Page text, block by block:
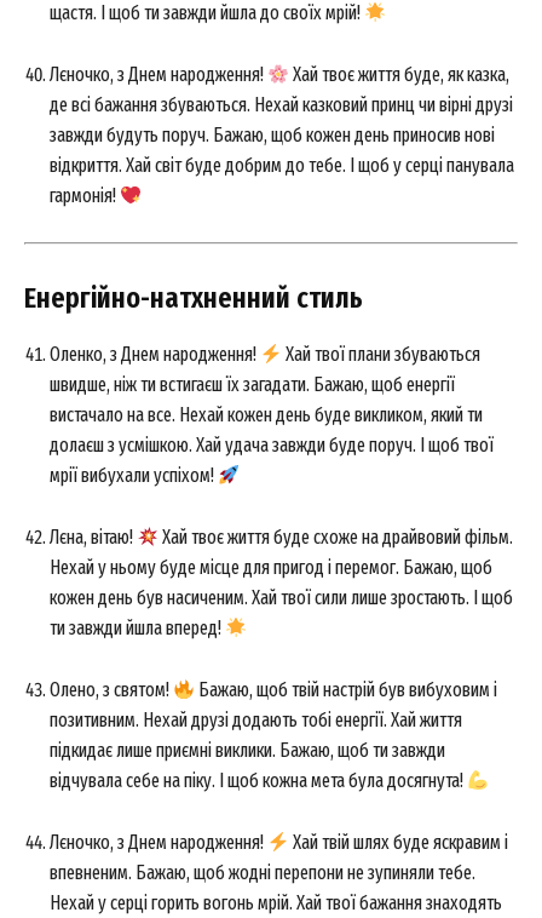
щастя. І щоб ти завжди йшла до своїх мрій!
Лєночко, з Днем народження!
Хай твоє життя буде, як казка,
де всі бажання збуваються. Нехай казковий принц чи вірні друзі
завжди будуть поруч. Бажаю, щоб кожен день приносив нові
відкриття. Хай світ буде добрим до тебе. І щоб у серці панувала
гармонія!
Енергійно-натхненний стиль
Оленко, з Днем народження!
Хай твої плани збуваються
швидше, ніж ти встигаєш їх загадати. Бажаю, щоб енергії
вистачало на все. Нехай кожен день буде викликом, який ти
долаєш з усмішкою. Хай удача завжди буде поруч. І щоб твої
мрії вибухали успіхом!
Лєна, вітаю!
Хай твоє життя буде схоже на драйвовий фільм.
Нехай у ньому буде місце для пригод і перемог. Бажаю, щоб
кожен день був насиченим. Хай твої сили лише зростають. І щоб
ти завжди йшла вперед!
Олено, з святом!
Бажаю, щоб твій настрій був вибуховим і
позитивним. Нехай друзі додають тобі енергії. Хай життя
підкидає лише приємні виклики. Бажаю, щоб ти завжди
відчувала себе на піку. І щоб кожна мета була досягнута!
Лєночко, з Днем народження!
Хай твій шлях буде яскравим і
впевненим. Бажаю, щоб жодні перепони не зупиняли тебе.
Нехай у серці горить вогонь мрій. Хай твої бажання знаходять